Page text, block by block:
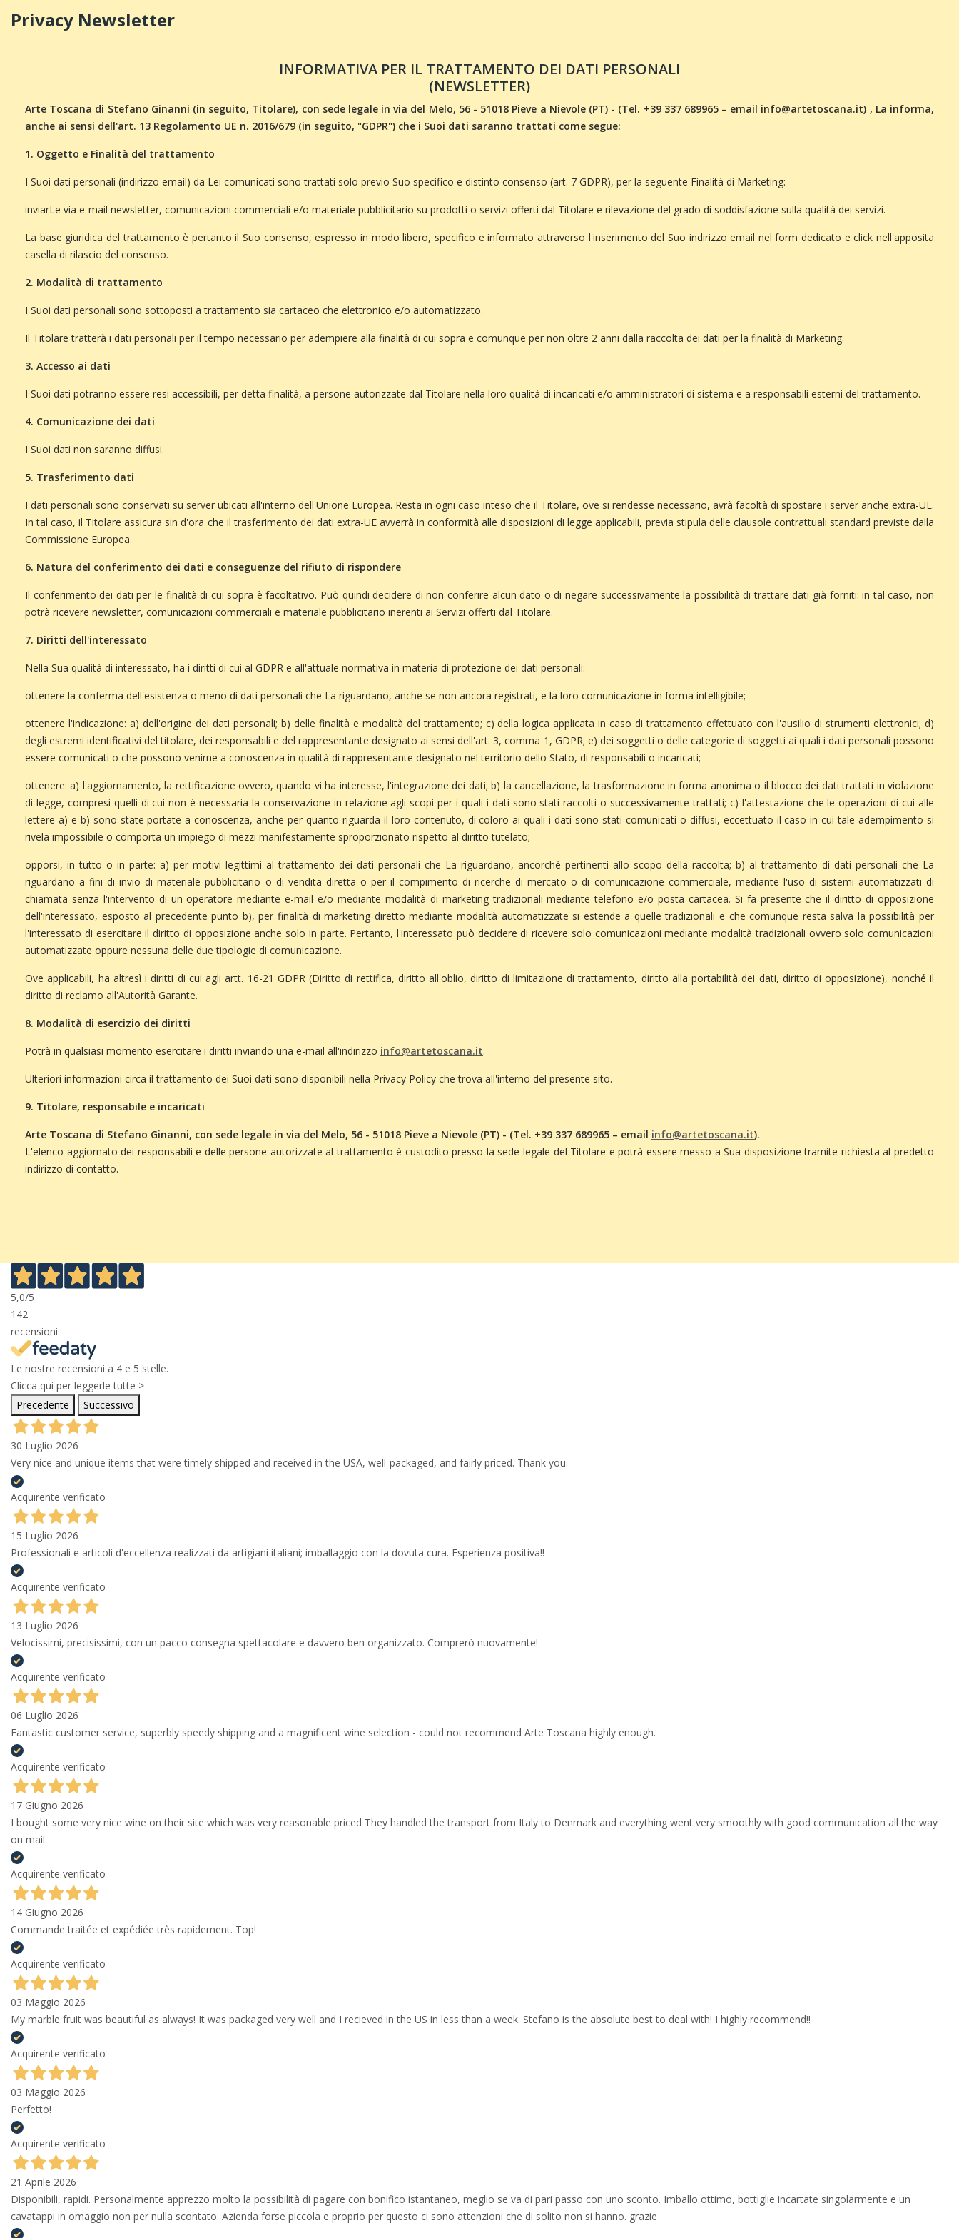
Privacy Newsletter
INFORMATIVA PER IL TRATTAMENTO DEI DATI PERSONALI
(NEWSLETTER)
Arte Toscana di Stefano Ginanni (in seguito, Titolare), con sede legale in via del Melo, 56 - 51018 Pieve a Nievole (PT) - (Tel. +39 337 689965 – email info@artetoscana.it) , La informa,
anche ai sensi dell'art. 13 Regolamento UE n. 2016/679 (in seguito, "GDPR") che i Suoi dati saranno trattati come segue:
1. Oggetto e Finalità del trattamento
I Suoi dati personali (indirizzo email) da Lei comunicati sono trattati solo previo Suo specifico e distinto consenso (art. 7 GDPR), per la seguente Finalità di Marketing:
inviarLe via e-mail newsletter, comunicazioni commerciali e/o materiale pubblicitario su prodotti o servizi offerti dal Titolare e rilevazione del grado di soddisfazione sulla qualità dei servizi.
La base giuridica del trattamento è pertanto il Suo consenso, espresso in modo libero, specifico e informato attraverso l'inserimento del Suo indirizzo email nel form dedicato e click nell'apposita
casella di rilascio del consenso.
2. Modalità di trattamento
I Suoi dati personali sono sottoposti a trattamento sia cartaceo che elettronico e/o automatizzato.
Il Titolare tratterà i dati personali per il tempo necessario per adempiere alla finalità di cui sopra e comunque per non oltre 2 anni dalla raccolta dei dati per la finalità di Marketing.
3. Accesso ai dati
I Suoi dati potranno essere resi accessibili, per detta finalità, a persone autorizzate dal Titolare nella loro qualità di incaricati e/o amministratori di sistema e a responsabili esterni del trattamento.
4. Comunicazione dei dati
I Suoi dati non saranno diffusi.
5. Trasferimento dati
I dati personali sono conservati su server ubicati all'interno dell'Unione Europea. Resta in ogni caso inteso che il Titolare, ove si rendesse necessario, avrà facoltà di spostare i server anche extra-UE.
In tal caso, il Titolare assicura sin d'ora che il trasferimento dei dati extra-UE avverrà in conformità alle disposizioni di legge applicabili, previa stipula delle clausole contrattuali standard previste dalla
Commissione Europea.
6. Natura del conferimento dei dati e conseguenze del rifiuto di rispondere
Il conferimento dei dati per le finalità di cui sopra è facoltativo. Può quindi decidere di non conferire alcun dato o di negare successivamente la possibilità di trattare dati già forniti: in tal caso, non
potrà ricevere newsletter, comunicazioni commerciali e materiale pubblicitario inerenti ai Servizi offerti dal Titolare.
7. Diritti dell'interessato
Nella Sua qualità di interessato, ha i diritti di cui al GDPR e all'attuale normativa in materia di protezione dei dati personali:
ottenere la conferma dell'esistenza o meno di dati personali che La riguardano, anche se non ancora registrati, e la loro comunicazione in forma intelligibile;
ottenere l'indicazione: a) dell'origine dei dati personali; b) delle finalità e modalità del trattamento; c) della logica applicata in caso di trattamento effettuato con l'ausilio di strumenti elettronici; d)
degli estremi identificativi del titolare, dei responsabili e del rappresentante designato ai sensi dell'art. 3, comma 1, GDPR; e) dei soggetti o delle categorie di soggetti ai quali i dati personali possono
essere comunicati o che possono venirne a conoscenza in qualità di rappresentante designato nel territorio dello Stato, di responsabili o incaricati;
ottenere: a) l'aggiornamento, la rettificazione ovvero, quando vi ha interesse, l'integrazione dei dati; b) la cancellazione, la trasformazione in forma anonima o il blocco dei dati trattati in violazione
di legge, compresi quelli di cui non è necessaria la conservazione in relazione agli scopi per i quali i dati sono stati raccolti o successivamente trattati; c) l'attestazione che le operazioni di cui alle
lettere a) e b) sono state portate a conoscenza, anche per quanto riguarda il loro contenuto, di coloro ai quali i dati sono stati comunicati o diffusi, eccettuato il caso in cui tale adempimento si
rivela impossibile o comporta un impiego di mezzi manifestamente sproporzionato rispetto al diritto tutelato;
opporsi, in tutto o in parte: a) per motivi legittimi al trattamento dei dati personali che La riguardano, ancorché pertinenti allo scopo della raccolta; b) al trattamento di dati personali che La
riguardano a fini di invio di materiale pubblicitario o di vendita diretta o per il compimento di ricerche di mercato o di comunicazione commerciale, mediante l'uso di sistemi automatizzati di
chiamata senza l'intervento di un operatore mediante e-mail e/o mediante modalità di marketing tradizionali mediante telefono e/o posta cartacea. Si fa presente che il diritto di opposizione
dell'interessato, esposto al precedente punto b), per finalità di marketing diretto mediante modalità automatizzate si estende a quelle tradizionali e che comunque resta salva la possibilità per
l'interessato di esercitare il diritto di opposizione anche solo in parte. Pertanto, l'interessato può decidere di ricevere solo comunicazioni mediante modalità tradizionali ovvero solo comunicazioni
automatizzate oppure nessuna delle due tipologie di comunicazione.
Ove applicabili, ha altresì i diritti di cui agli artt. 16-21 GDPR (Diritto di rettifica, diritto all'oblio, diritto di limitazione di trattamento, diritto alla portabilità dei dati, diritto di opposizione), nonché il
diritto di reclamo all'Autorità Garante.
8. Modalità di esercizio dei diritti
Potrà in qualsiasi momento esercitare i diritti inviando una e-mail all'indirizzo info@artetoscana.it.
Ulteriori informazioni circa il trattamento dei Suoi dati sono disponibili nella Privacy Policy che trova all'interno del presente sito.
9. Titolare, responsabile e incaricati
Arte Toscana di Stefano Ginanni, con sede legale in via del Melo, 56 - 51018 Pieve a Nievole (PT) - (Tel. +39 337 689965 – email info@artetoscana.it).
L'elenco aggiornato dei responsabili e delle persone autorizzate al trattamento è custodito presso la sede legale del Titolare e potrà essere messo a Sua disposizione tramite richiesta al predetto
indirizzo di contatto.
5,0/5
142
recensioni
Le nostre recensioni a 4 e 5 stelle.
Clicca qui per leggerle tutte >
Precedente
Successivo
30 Luglio 2026
Very nice and unique items that were timely shipped and received in the USA, well-packaged, and fairly priced. Thank you.
Acquirente verificato
15 Luglio 2026
Professionali e articoli d'eccellenza realizzati da artigiani italiani; imballaggio con la dovuta cura. Esperienza positiva!!
Acquirente verificato
13 Luglio 2026
Velocissimi, precisissimi, con un pacco consegna spettacolare e davvero ben organizzato. Comprerò nuovamente!
Acquirente verificato
06 Luglio 2026
Fantastic customer service, superbly speedy shipping and a magnificent wine selection - could not recommend Arte Toscana highly enough.
Acquirente verificato
17 Giugno 2026
I bought some very nice wine on their site which was very reasonable priced They handled the transport from Italy to Denmark and everything went very smoothly with good communication all the way
on mail
Acquirente verificato
14 Giugno 2026
Commande traitée et expédiée très rapidement. Top!
Acquirente verificato
03 Maggio 2026
My marble fruit was beautiful as always! It was packaged very well and I recieved in the US in less than a week. Stefano is the absolute best to deal with! I highly recommend!!
Acquirente verificato
03 Maggio 2026
Perfetto!
Acquirente verificato
21 Aprile 2026
Disponibili, rapidi. Personalmente apprezzo molto la possibilità di pagare con bonifico istantaneo, meglio se va di pari passo con uno sconto. Imballo ottimo, bottiglie incartate singolarmente e un
cavatappi in omaggio non per nulla scontato. Azienda forse piccola e proprio per questo ci sono attenzioni che di solito non si hanno. grazie